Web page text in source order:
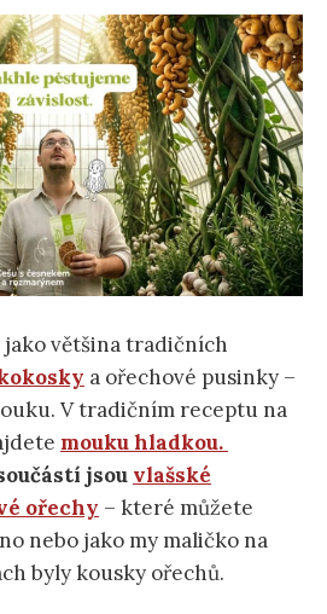
většina tradičních
a ořechové pusinky –
na
mouku hladkou.
jsou vlašské
ořechy – které můžete
nebo jako my maličko na
byly kousky ořechů.